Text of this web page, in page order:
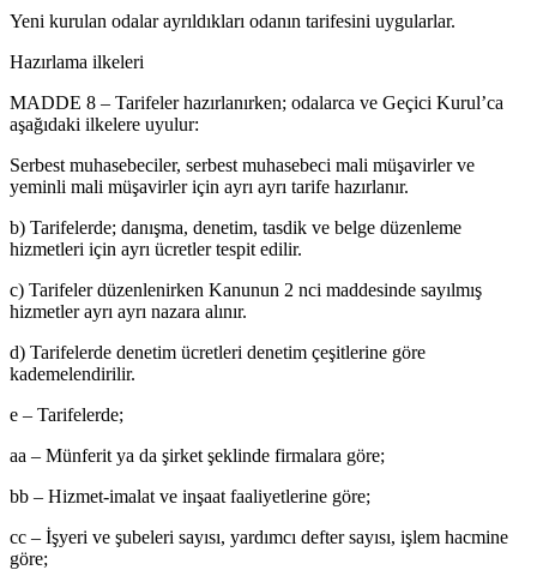
Yeni kurulan odalar ayrıldıkları odanın tarifesini uygularlar.
Hazırlama ilkeleri
MADDE 8 – Tarifeler hazırlanırken; odalarca ve Geçici Kurul’ca
aşağıdaki ilkelere uyulur:
Serbest muhasebeciler, serbest muhasebeci mali müşavirler ve
yeminli mali müşavirler için ayrı ayrı tarife hazırlanır.
b) Tarifelerde; danışma, denetim, tasdik ve belge düzenleme
hizmetleri için ayrı ücretler tespit edilir.
c) Tarifeler düzenlenirken Kanunun 2 nci maddesinde sayılmış
hizmetler ayrı ayrı nazara alınır.
d) Tarifelerde denetim ücretleri denetim çeşitlerine göre
kademelendirilir.
e – Tarifelerde;
aa – Münferit ya da şirket şeklinde firmalara göre;
bb – Hizmet-imalat ve inşaat faaliyetlerine göre;
cc – İşyeri ve şubeleri sayısı, yardımcı defter sayısı, işlem hacmine
göre;